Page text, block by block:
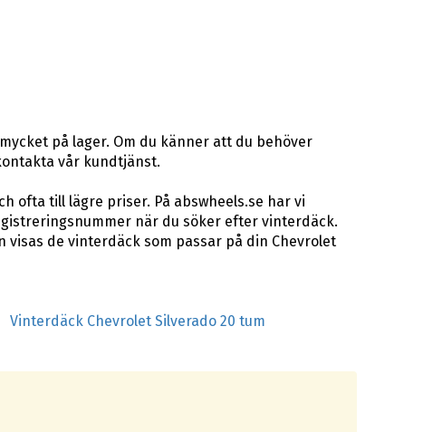
på lager. Om du känner att du behöver
vår kundtjänst.
ofta till lägre priser. På abswheels.se har vi
när du söker efter vinterdäck.
de vinterdäck som passar på din Chevrolet
Vinterdäck Chevrolet Silverado 20 tum